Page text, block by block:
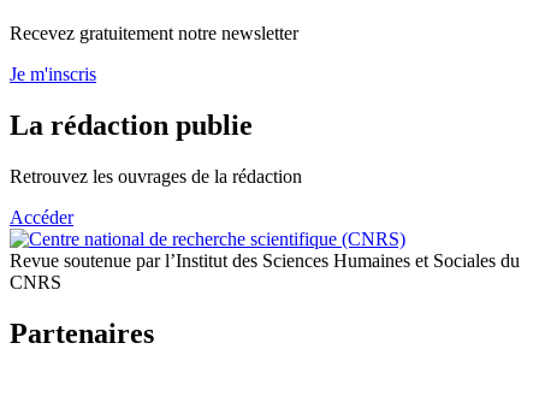
Recevez gratuitement notre newsletter
Je m'inscris
La rédaction publie
Retrouvez les ouvrages de la rédaction
Accéder
Revue soutenue par l’Institut des Sciences Humaines et Sociales du
CNRS
Partenaires